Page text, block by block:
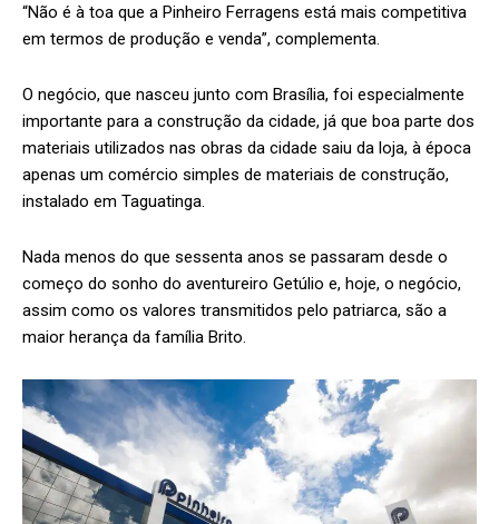
“Não é à toa que a Pinheiro Ferragens está mais competitiva
em termos de produção e venda”, complementa.
O negócio, que nasceu junto com Brasília, foi especialmente
importante para a construção da cidade, já que boa parte dos
materiais utilizados nas obras da cidade saiu da loja, à época
apenas um comércio simples de materiais de construção,
instalado em Taguatinga.
Nada menos do que sessenta anos se passaram desde o
começo do sonho do aventureiro Getúlio e, hoje, o negócio,
assim como os valores transmitidos pelo patriarca, são a
maior herança da família Brito.